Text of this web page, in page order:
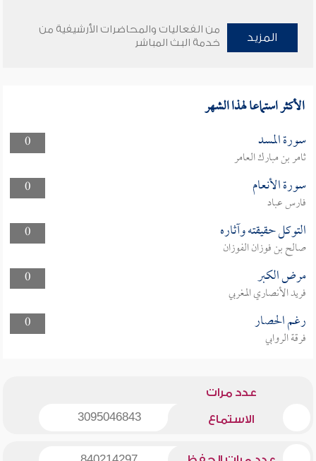
المزيد
من الفعاليات والمحاضرات الأرشيفية من
خدمة البث المباشر
الأكثر استماعا لهذا الشهر
0 سورة المسد
ثامر بن مبارك العامر
0
سورة الأنعام
فارس عباد
0
التوكل حقيقته وآثاره
صالح بن فوزان الفوزان
0
مرض الكبر
فريد الأنصاري المغربي
0
رغم الحصار
فرقة الروابي
عدد مرات
الاستماع 3095046843